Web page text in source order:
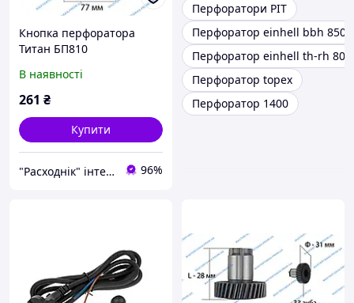
Кнопка перфоратора
Титан БП810
В наявності
261 ₴
Купити
"Расходнік" інтернет магазин запчастин 96%
Перфоратори PIT
Перфоратор einhell bbh 850
Перфоратор einhell th-rh 800
Перфоратор topex
Перфоратор 1400